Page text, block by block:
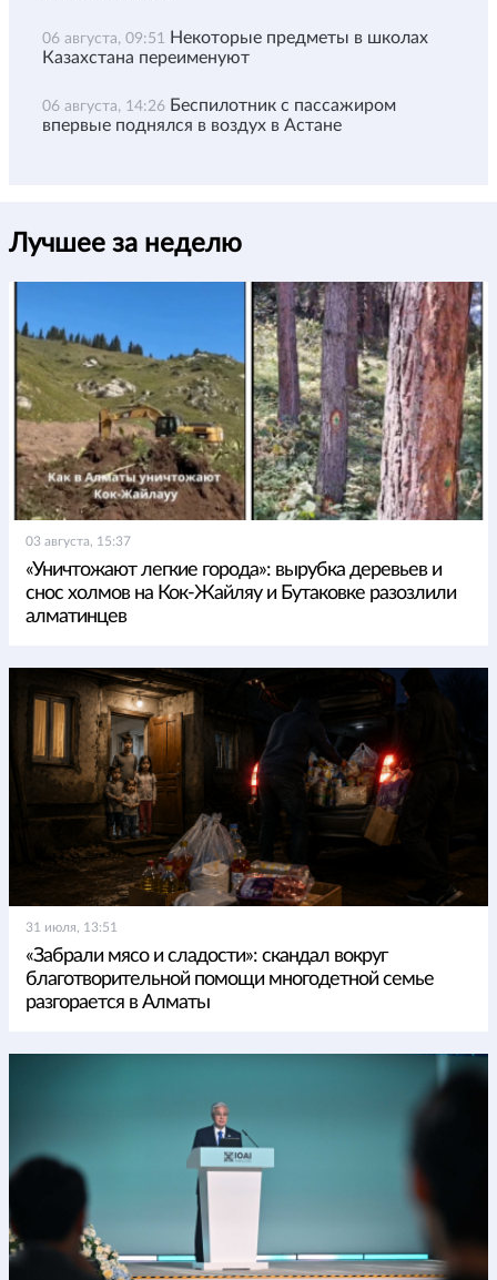
06 августа, 09:51 Некоторые предметы в школах
Казахстана переименуют
06 августа, 14:26 Беспилотник с пассажиром
впервые поднялся в воздух в Астане
Лучшее за неделю
03 августа, 15:37
«Уничтожают легкие города»: вырубка деревьев и
снос холмов на Кок-Жайляу и Бутаковке разозлили
алматинцев
31 июля, 13:51
«Забрали мясо и сладости»: скандал вокруг
благотворительной помощи многодетной семье
разгорается в Алматы